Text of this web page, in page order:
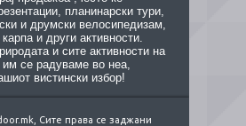
планинарски тури,
и друмски велосипедизам,
и други активности.
и сите активности на
се радуваме во неа,
вистински избор!
Сите права се заджани